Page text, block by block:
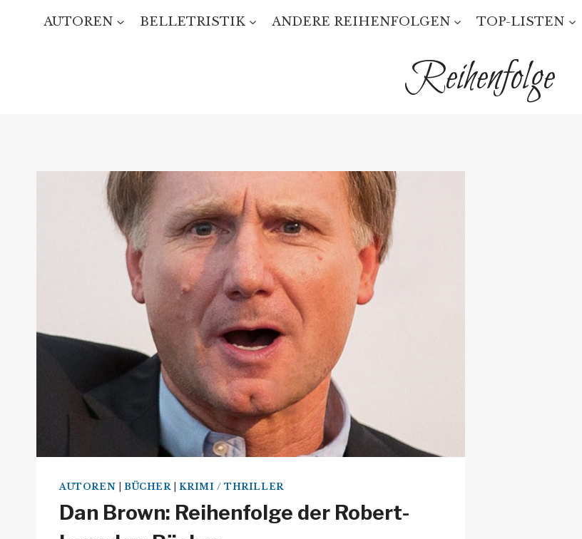
AUTOREN BELLETRISTIK ANDERE REIHENFOLGEN TOP-LISTEN
Reihenfolge
AUTOREN BÜCHER |KRIMI / THRILLER
Dan Brown: Reihenfolge der Robert-